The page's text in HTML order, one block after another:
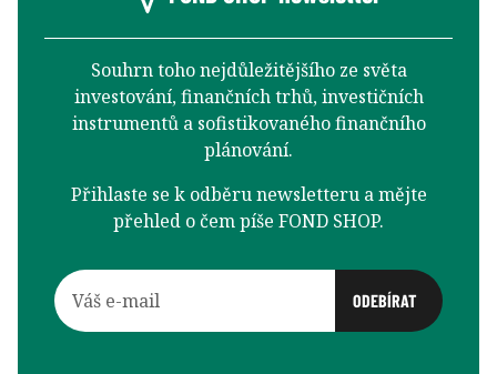
Souhrn toho nejdůležitějšího ze světa
investování, finančních trhů, investičních
instrumentů a sofistikovaného finančního
plánování.
Přihlaste se k odběru newsletteru a mějte
přehled o čem píše FOND SHOP.